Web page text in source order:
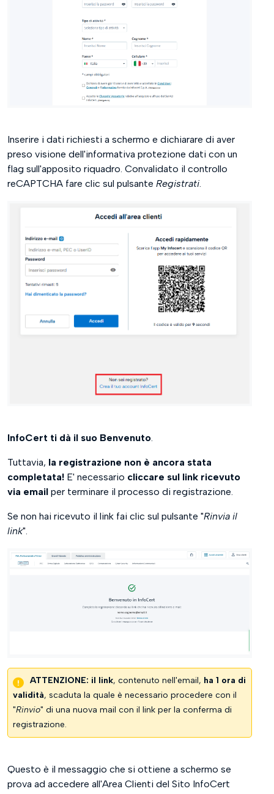
Inserire i dati richiesti a schermo e dichiarare di aver
preso visione dell'informativa protezione dati con un
flag sull'apposito riquadro. Convalidato il controllo
reCAPTCHA fare clic sul pulsante Registrati.
InfoCert ti dà il suo Benvenuto.
Tuttavia, la registrazione non è ancora stata
completata! E' necessario cliccare sul link ricevuto
via email per terminare il processo di registrazione.
Se non hai ricevuto il link fai clic sul pulsante "Rinvia il
link".
ATTENZIONE: il link, contenuto nell'email, ha 1 ora di
validità, scaduta la quale è necessario procedere con il
"Rinvio" di una nuova mail con il link per la conferma di
registrazione.
Questo è il messaggio che si ottiene a schermo se
prova ad accedere all'Area Clienti del Sito InfoCert